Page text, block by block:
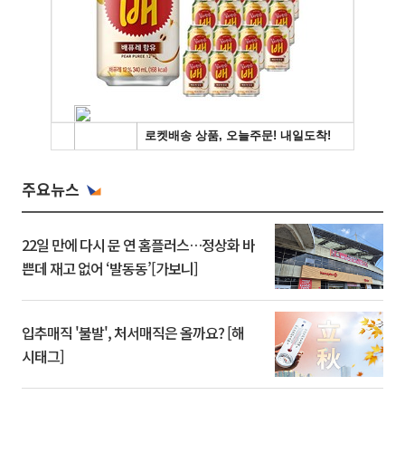
주요뉴스
22일 만에 다시 문 연 홈플러스…정상화 바
쁜데 재고 없어 ‘발동동’[가보니]
입추매직 '불발', 처서매직은 올까요? [해
시태그]